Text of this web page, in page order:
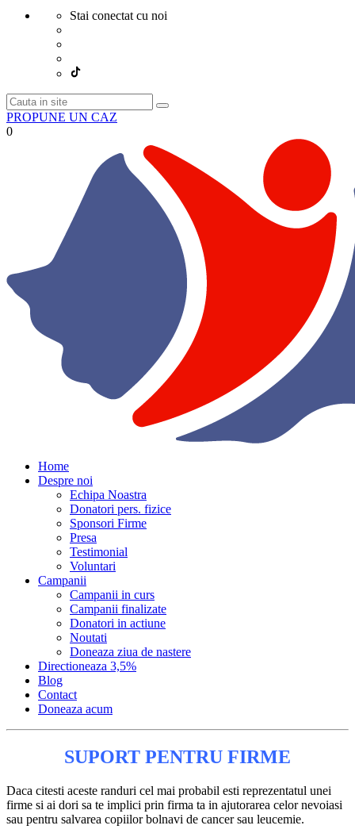
Stai conectat cu noi
PROPUNE UN CAZ
0
Home
Despre noi
Echipa Noastra
Donatori pers. fizice
Sponsori Firme
Presa
Testimonial
Voluntari
Campanii
Campanii in curs
Campanii finalizate
Donatori in actiune
Noutati
Doneaza ziua de nastere
Directioneaza 3,5%
Blog
Contact
Doneaza acum
SUPORT PENTRU FIRME
Daca citesti aceste randuri cel mai probabil esti reprezentatul unei
firme si ai dori sa te implici prin firma ta in ajutorarea celor nevoiasi
sau pentru salvarea copiilor bolnavi de cancer sau leucemie.